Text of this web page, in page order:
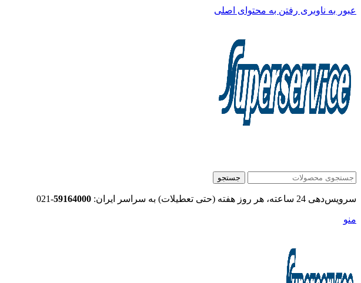
عبور به ناوبری رفتن به محتوای اصلی
جستجو
سرویس‌دهی 24 ساعته، هر روز هفته (حتی تعطیلات) به سراسر ایران: 59164000
-021
منو